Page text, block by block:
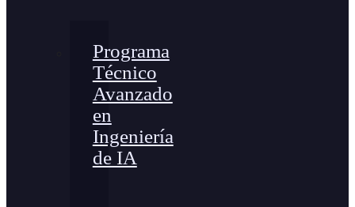
Programa
Técnico
Avanzado
en
Ingeniería
de IA